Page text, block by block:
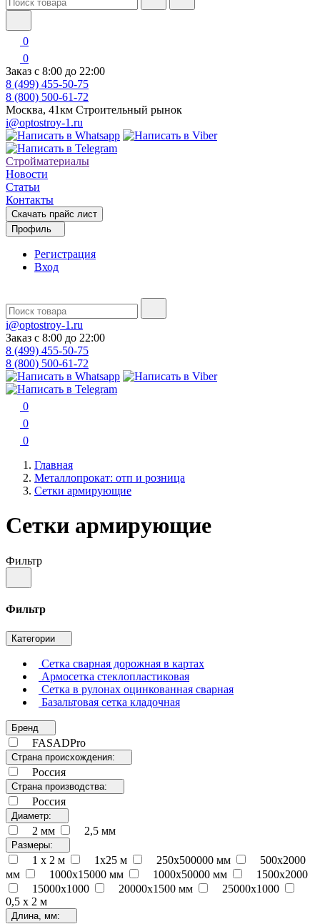
0
0
Заказ с 8:00 до 22:00
8 (499) 455-50-75
8 (800) 500-61-72
Москва, 41км Строительный рынок
i@optostroy-1.ru
Стройматериалы
Новости
Статьи
Контакты
Скачать прайс лист
Профиль
Регистрация
Вход
i@optostroy-1.ru
Заказ с 8:00 до 22:00
8 (499) 455-50-75
8 (800) 500-61-72
0
0
0
Главная
Металлопрокат: отп и розница
Сетки армирующие
Сетки армирующие
Фильтр
Фильтр
Категории
Сетка сварная дорожная в картах
Армосетка стеклопластиковая
Сетка в рулонах оцинкованная сварная
Базальтовая сетка кладочная
Бренд
FASADPro
Страна происхождения:
Россия
Страна производства:
Россия
Диаметр:
2 мм 2,5 мм
Размеры:
1 x 2 м 1х25 м 250х500000 мм
500х2000
мм
1000x15000 мм 1000x50000 мм
1500х2000
15000х1000
20000х1500 мм
25000х1000
0,5 x 2 м
Длина, мм: